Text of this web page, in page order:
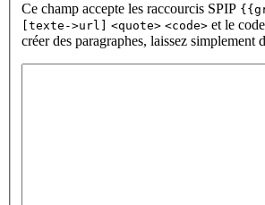
Ce champ accepte les raccourcis SPIP
[texte->url]
<quote> <code> et le
créer des paragraphes, laissez simplement